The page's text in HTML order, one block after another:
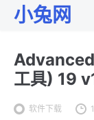
小兔网
工具) 19
软件下载